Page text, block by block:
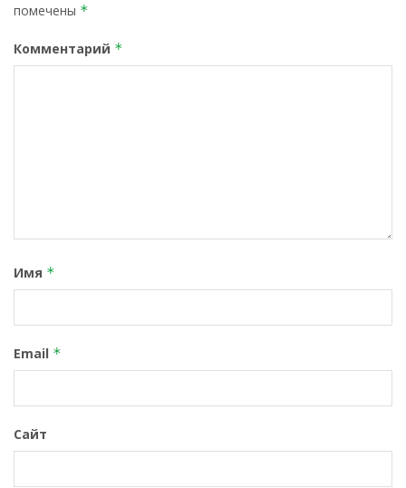
помечены *
Комментарий *
Имя *
Email *
Сайт